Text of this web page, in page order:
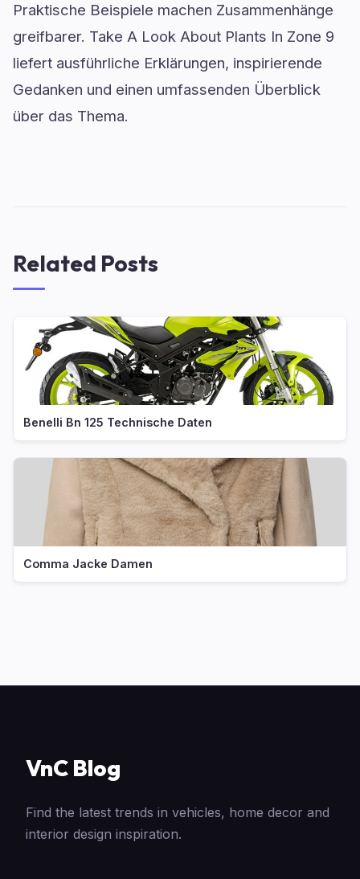
Praktische Beispiele machen Zusammenhänge
greifbarer. Take A Look About Plants In Zone 9
liefert ausführliche Erklärungen, inspirierende
Gedanken und einen umfassenden Überblick
über das Thema.
Related Posts
Benelli Bn 125 Technische Daten
Comma Jacke Damen
VnC Blog
Find the latest trends in vehicles, home decor and
interior design inspiration.